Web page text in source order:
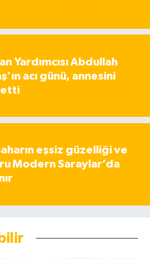
Yardımcısı Abdullah
acı günü, annesini
eşsiz güzelliği ve
Modern Saraylar’da